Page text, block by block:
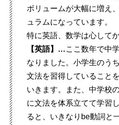
ボリュームが大幅に増え
ュラムになっています。
特に英語、数学は心して
【英語】…ここ数年で中
なりました。小学生のう
文法を習得していること
いきます。また、中学校
に文法を体系立てて学習
ると、いきなりbe動詞と